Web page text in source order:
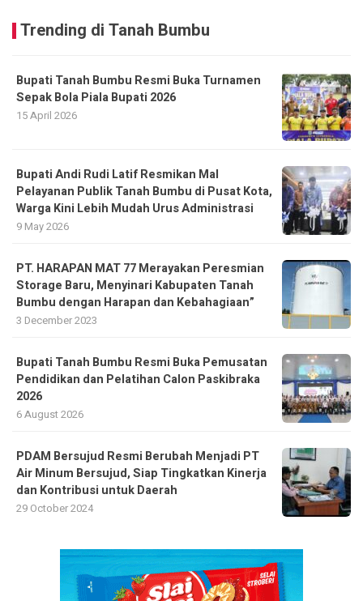
Trending di Tanah Bumbu
Bupati Tanah Bumbu Resmi Buka Turnamen
Sepak Bola Piala Bupati 2026
15 April 2026
Bupati Andi Rudi Latif Resmikan Mal
Pelayanan Publik Tanah Bumbu di Pusat Kota,
Warga Kini Lebih Mudah Urus Administrasi
9 May 2026
PT. HARAPAN MAT 77 Merayakan Peresmian
Storage Baru, Menyinari Kabupaten Tanah
Bumbu dengan Harapan dan Kebahagiaan”
3 December 2023
Bupati Tanah Bumbu Resmi Buka Pemusatan
Pendidikan dan Pelatihan Calon Paskibraka
2026
6 August 2026
PDAM Bersujud Resmi Berubah Menjadi PT
Air Minum Bersujud, Siap Tingkatkan Kinerja
dan Kontribusi untuk Daerah
29 October 2024